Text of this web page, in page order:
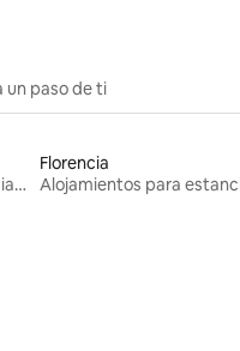
un paso de ti
Alojamientos para estancias largas
Florencia